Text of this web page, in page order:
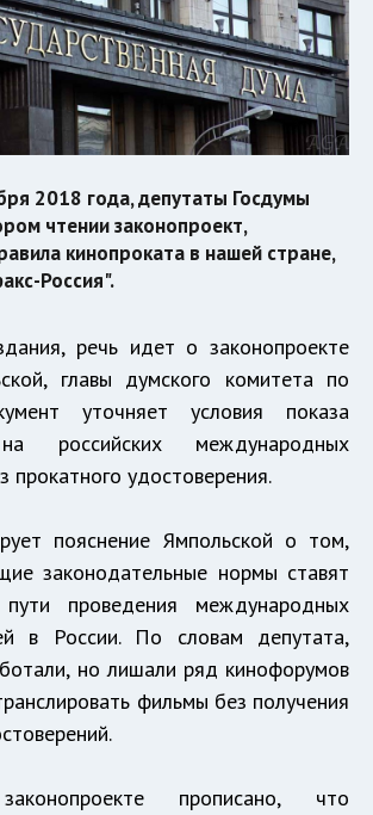
2018 года, депутаты Госдумы
чтении законопроект,
кинопроката в нашей стране,
Россия".
речь идет о законопроекте
главы думского комитета по
уточняет условия показа
российских международных
прокатного удостоверения.
пояснение Ямпольской о том,
законодательные нормы ставят
проведения международных
в России. По словам депутата,
но лишали ряд кинофорумов
фильмы без получения
прописано, что